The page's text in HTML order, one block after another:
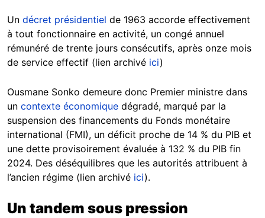
Un décret présidentiel de 1963 accorde effectivement
à tout fonctionnaire en activité, un congé annuel
rémunéré de trente jours consécutifs, après onze mois
de service effectif (lien archivé ici)
Ousmane Sonko demeure donc Premier ministre dans
un contexte économique dégradé, marqué par la
suspension des financements du Fonds monétaire
international (FMI), un déficit proche de 14 % du PIB et
une dette provisoirement évaluée à 132 % du PIB fin
2024. Des déséquilibres que les autorités attribuent à
l’ancien régime (lien archivé ici).
Un tandem sous pression